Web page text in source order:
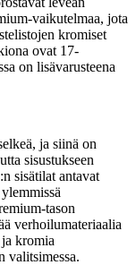
vaikutelmaa, jota
kromiset
ovat 17-
on lisävarusteena
ja siinä on
sisustukseen
sisätilat antavat
tason
verhoilumateriaalia
kromia
valitsimessa.